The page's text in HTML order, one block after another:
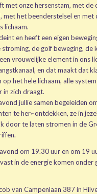
met onze hersenstam, met de
met het beenderstelsel en met
lichaam.
en heeft een eigen
de golf beweging, de
vrouwelijke element in ons
en dat maakt dat
op het hele lichaam, alle
in zich draagt.
jullie samen begeleiden
te her~ontdekken, ze in
door te laten stromen in de
om 19.30 uur en om 19
in de energie komen onder
van Campenlaan 387 in